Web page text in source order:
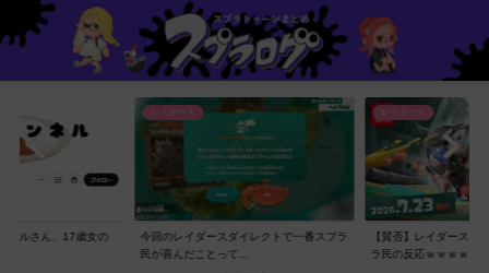
ネルさん、17歳女の
レイダース
今回のレイダースダイレクトで一番スプラ
民が喜んだことって...
レイダース
【賛否】レイダースダ
ラ民の反応ｗｗｗｗ...